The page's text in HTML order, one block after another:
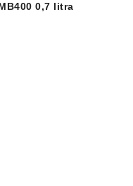
0,7 litra